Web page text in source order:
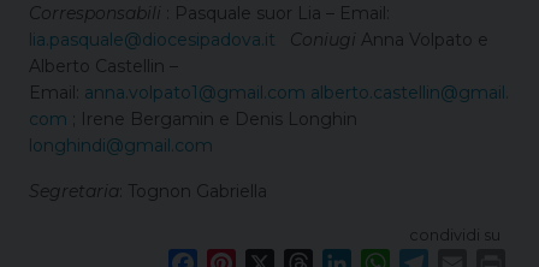
Corresponsabili
: Pasquale suor Lia – Email:
lia.pasquale@diocesipadova.it
Coniugi Anna Volpato e
Alberto Castellin –
Email: anna.volpato1@gmail.com alberto.castellin@gmail.
com ; Irene Bergamin e Denis Longhin
longhindi@gmail.com
Segretaria : Tognon Gabriella
condividi su